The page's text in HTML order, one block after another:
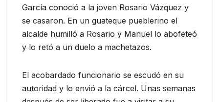
García conoció a la joven Rosario Vázquez y
se casaron. En un guateque pueblerino el
alcalde humilló a Rosario y Manuel lo abofeteó
y lo retó a un duelo a machetazos.
El acobardado funcionario se escudó en su
autoridad y lo envió a la cárcel. Unas semanas